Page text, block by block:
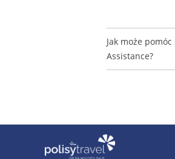
Jak może
Assistance?